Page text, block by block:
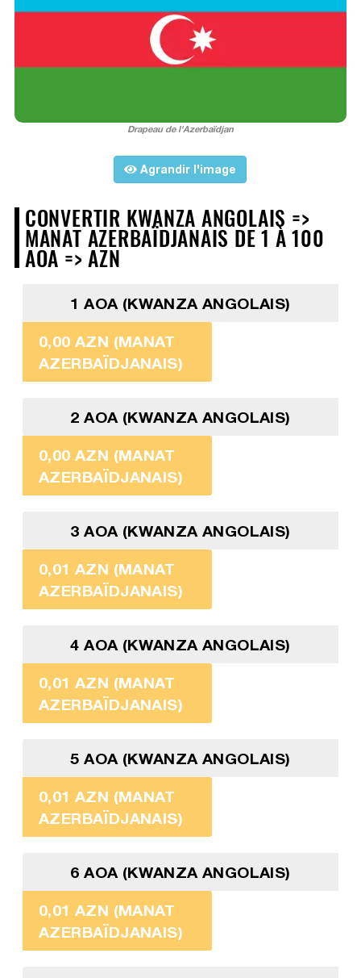
Drapeau de l'Azerbaïdjan
Agrandir l'image
CONVERTIR KWANZA ANGOLAIS =>
MANAT AZERBAÏDJANAIS DE 1 À 100
AOA => AZN
1 AOA (KWANZA ANGOLAIS)
0,00 AZN (MANAT
AZERBAÏDJANAIS)
2 AOA (KWANZA ANGOLAIS)
0,00 AZN (MANAT
AZERBAÏDJANAIS)
3 AOA (KWANZA ANGOLAIS)
0,01 AZN (MANAT
AZERBAÏDJANAIS)
4 AOA (KWANZA ANGOLAIS)
0,01 AZN (MANAT
AZERBAÏDJANAIS)
5 AOA (KWANZA ANGOLAIS)
0,01 AZN (MANAT
AZERBAÏDJANAIS)
6 AOA (KWANZA ANGOLAIS)
0,01 AZN (MANAT
AZERBAÏDJANAIS)